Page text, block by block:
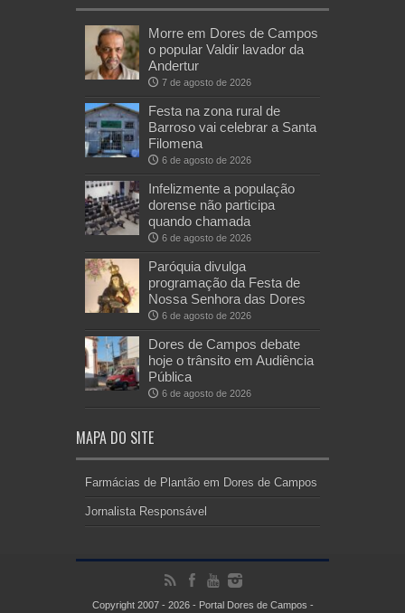
Morre em Dores de Campos
o popular Valdir lavador da
Andertur
7 de agosto de 2026
Festa na zona rural de
Barroso vai celebrar a Santa
Filomena
6 de agosto de 2026
Infelizmente a população
dorense não participa
quando chamada
6 de agosto de 2026
Paróquia divulga
programação da Festa de
Nossa Senhora das Dores
6 de agosto de 2026
Dores de Campos debate
hoje o trânsito em Audiência
Pública
6 de agosto de 2026
MAPA DO SITE
Farmácias de Plantão em Dores de Campos
Jornalista Responsável
Copyright 2007 - 2026 - Portal Dores de Campos -